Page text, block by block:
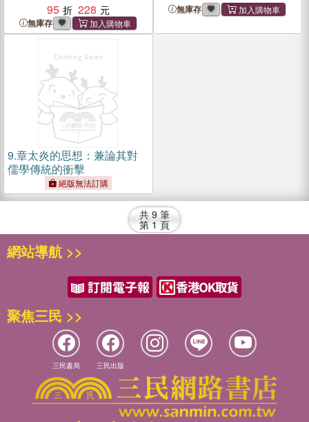
95
228
無庫存
無庫存
9.章太炎的思想：兼論其對
儒學傳統的衝擊
絕版無法訂購
共 9 筆
第 1 頁
網站導航 >>
聚焦三民 >>
三民書局 三民出版